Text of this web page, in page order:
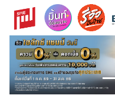
Skip
content
Search
for: